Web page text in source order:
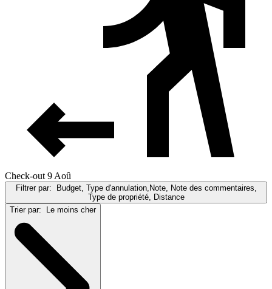
Check-out 9 Aoû
Filtrer par:
Budget, Type d'annulation,Note, Note des commentaires,
Type de propriété, Distance
Trier par:
Le moins cher